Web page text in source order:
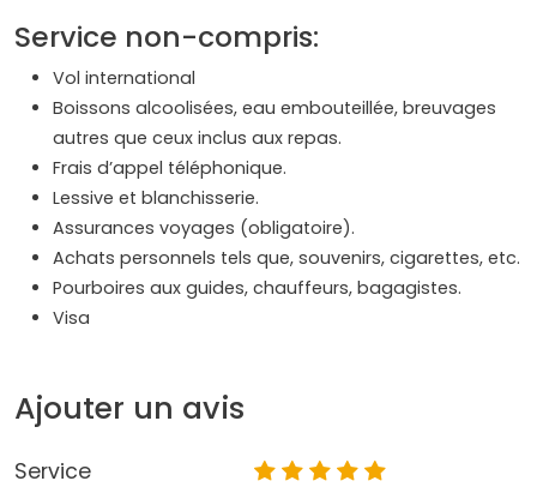
Service non-compris:
Vol international
Boissons alcoolisées, eau embouteillée, breuvages
autres que ceux inclus aux repas.
Frais d’appel téléphonique.
Lessive et blanchisserie.
Assurances voyages (obligatoire).
Achats personnels tels que, souvenirs, cigarettes, etc.
Pourboires aux guides, chauffeurs, bagagistes.
Visa
Ajouter un avis
Service